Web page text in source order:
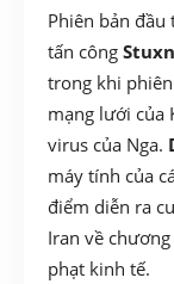
Phiên bản
tấn công
trong khi
mạng lưới của
virus của Nga.
máy tính của
điểm diễn ra
Iran về
phạt kinh tế.